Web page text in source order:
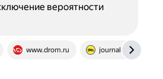
www.drom.ru journal.ab-club.ru
вероятности